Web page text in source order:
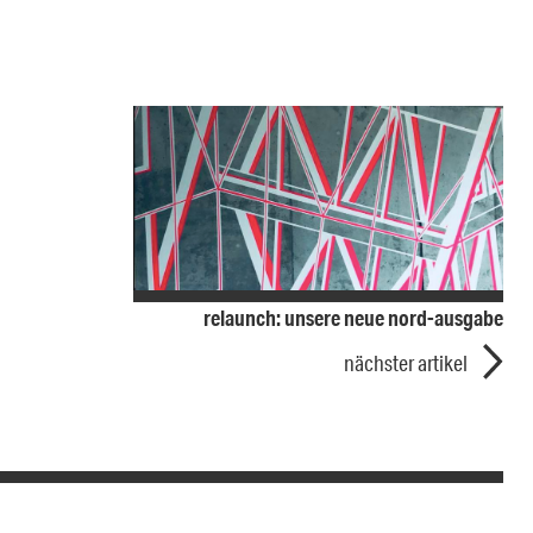
relaunch: unsere neue nord-ausgabe
nächster artikel